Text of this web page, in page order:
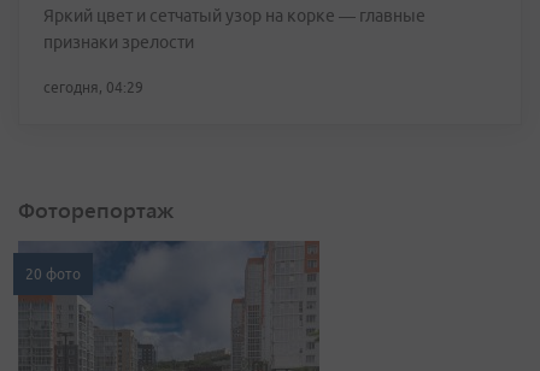
Яркий цвет и сетчатый узор на корке — главные
признаки зрелости
сегодня, 04:29
Фоторепортаж
20 фото